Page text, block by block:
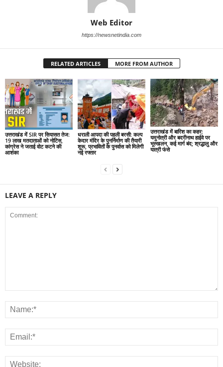
Web Editor
https://newsnetindia.com
RELATED ARTICLES MORE FROM AUTHOR
उत्तराखंड में SIR पर सियासत तेज:
19 लाख मतदाताओं को नोटिस,
कांग्रेस ने जताई वोट कटने की
आशंका
धराली आपदा की पहली बरसी: कल्प
केदार मंदिर के पुनर्निर्माण की तैयारी
शुरू, प्रभावितों के पुनर्वास को मिलेगी
नई रफ्तार
उत्तराखंड में बारिश का कहर:
यमुनोत्री और बदरीनाथ हाईवे पर
भूस्खलन, कई मार्ग बंद; श्रद्धालु और
यात्री फंसे
LEAVE A REPLY